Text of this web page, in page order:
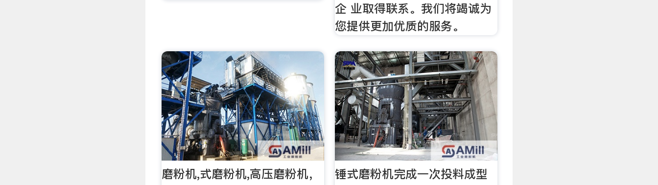
企 业取得联系。我们将竭诚为
您提供更加优质的服务。
磨粉机,式磨粉机,高压磨粉机，
锤式磨粉机完成一次投料成型